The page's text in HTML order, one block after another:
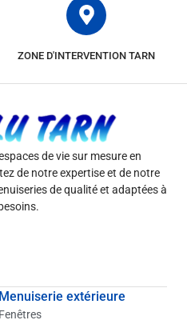
ZONE D'INTERVENTION TARN
de vie sur mesure en
de notre expertise et de notre
de qualité et adaptées à
Menuiserie extérieure
Fenêtres